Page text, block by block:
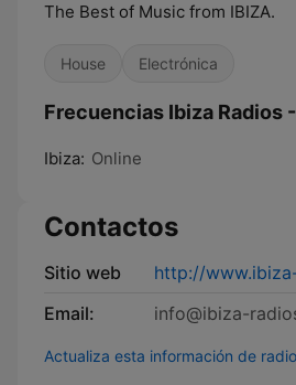
The Best of Music from IBIZA.
House Electrónica
Frecuencias Ibiza Radios
Ibiza: Online
Contactos
Sitio web
http://
Email:
info@ibiza-
Actualiza esta información de radio